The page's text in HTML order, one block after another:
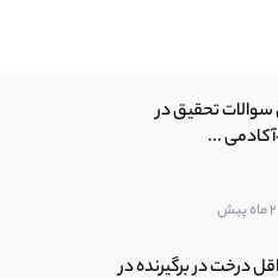
تحقیق در
2 ماه پیش
درخت در برگیرنده در